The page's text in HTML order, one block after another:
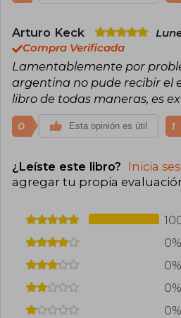
Arturo Keck
Compra Verificada
Lamentablemente por
argentina no pude recibir el
libro de todas maneras, es
0 Esta opinión es útil 1
¿Leíste este libro? Inicia
agregar tu propia